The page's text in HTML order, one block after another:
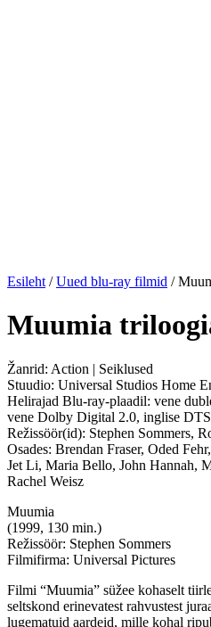
Esileht /Uued blu-ray filmid /
Muumia
Žanrid: Action | Seiklused
Stuudio: Universal Studios Home
Helirajad Blu-ray-plaadil: vene
vene Dolby Digital 2.0, inglise
Režissöör(id): Stephen Sommers,
Osades: Brendan Fraser, Oded
Jet Li, Maria Bello, John Hannah,
Rachel Weisz
Muumia
(1999, 130 min.)
Režissöör: Stephen Sommers
Filmifirma: Universal Pictures
Filmi “Muumia” süžee kohaselt
seltskond erinevatest rahvustest
lugematuid aardeid, mille kohal